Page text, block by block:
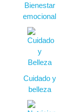
Bienestar
emocional
Cuidado y
belleza